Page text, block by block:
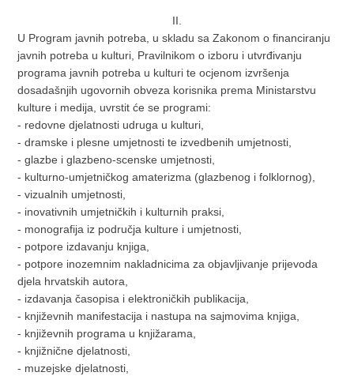
II.
U Program javnih potreba, u skladu sa Zakonom o financiranju
javnih potreba u kulturi, Pravilnikom o izboru i utvrđivanju
programa javnih potreba u kulturi te ocjenom izvršenja
dosadašnjih ugovornih obveza korisnika prema Ministarstvu
kulture i medija, uvrstit će se programi:
- redovne djelatnosti udruga u kulturi,
- dramske i plesne umjetnosti te izvedbenih umjetnosti,
- glazbe i glazbeno-scenske umjetnosti,
- kulturno-umjetničkog amaterizma (glazbenog i folklornog),
- vizualnih umjetnosti,
- inovativnih umjetničkih i kulturnih praksi,
- monografija iz područja kulture i umjetnosti,
- potpore izdavanju knjiga,
- potpore inozemnim nakladnicima za objavljivanje prijevoda
djela hrvatskih autora,
- izdavanja časopisa i elektroničkih publikacija,
- književnih manifestacija i nastupa na sajmovima knjiga,
- književnih programa u knjižarama,
- knjižnične djelatnosti,
- muzejske djelatnosti,